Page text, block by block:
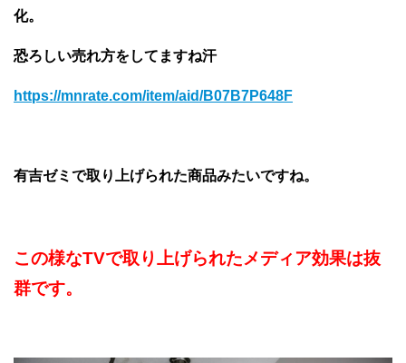
化。
恐ろしい売れ方をしてますね汗
https://mnrate.com/item/aid/B07B7P648F
有吉ゼミで取り上げられた商品みたいですね。
この様なTVで取り上げられたメディア効果は抜
群です。